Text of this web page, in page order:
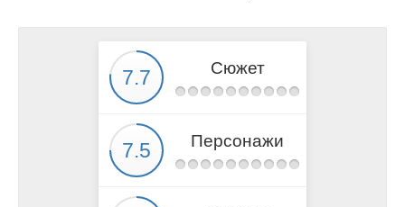
Сюжет
Персонажи